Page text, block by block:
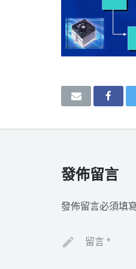
發佈留言
發佈留言必須填
留言 *